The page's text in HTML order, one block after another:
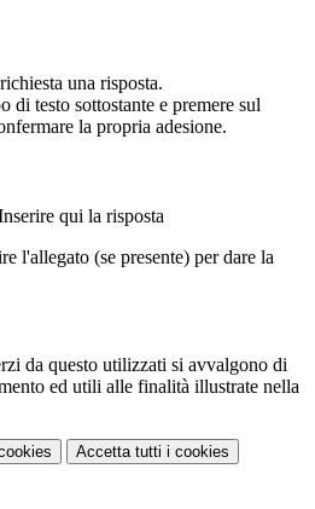
una risposta.
di testo sottostante e premere sul
la propria adesione.
qui la risposta
l'allegato (se presente) per dare la
da questo utilizzati si avvalgono di
ed utili alle finalità illustrate nella
Accetta tutti i cookies